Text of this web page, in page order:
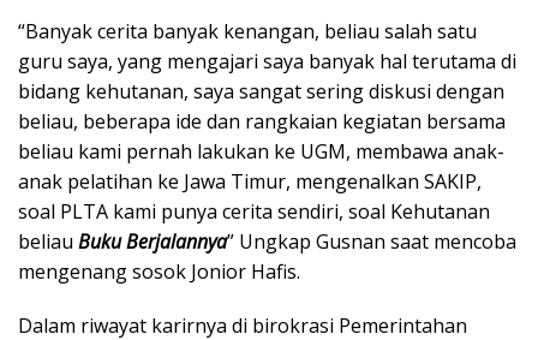
“Banyak cerita banyak kenangan, beliau salah satu
guru saya, yang mengajari saya banyak hal terutama di
bidang kehutanan, saya sangat sering diskusi dengan
beliau, beberapa ide dan rangkaian kegiatan bersama
beliau kami pernah lakukan ke UGM, membawa anak-
anak pelatihan ke Jawa Timur, mengenalkan SAKIP,
soal PLTA kami punya cerita sendiri, soal Kehutanan
beliau Buku Berjalannya” Ungkap Gusnan saat mencoba
mengenang sosok Jonior Hafis.
Dalam riwayat karirnya di birokrasi Pemerintahan